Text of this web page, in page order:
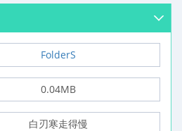
FolderS
0.04MB
白刃寒走得慢